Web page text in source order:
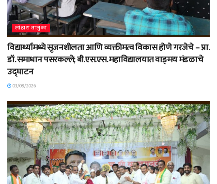
लोहारा तालुका
विद्यार्थ्यामध्ये सृजनशीलता आणि व्यक्तीमत्व विकास होणे गरजेचे – प्रा.
डॉ. समाधान पसरकल्ले; बी.एस.एस. महाविद्यालयात वाङ्‌मय मंडळाचे
उद्घाटन
03/08/2026